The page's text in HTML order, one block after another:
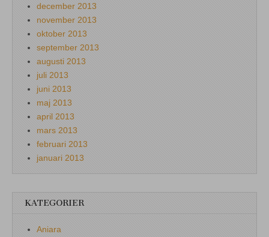
december 2013
november 2013
oktober 2013
september 2013
augusti 2013
juli 2013
juni 2013
maj 2013
april 2013
mars 2013
februari 2013
januari 2013
KATEGORIER
Aniara